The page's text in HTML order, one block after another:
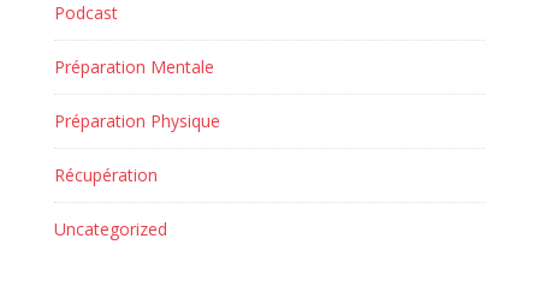
Podcast
Préparation Mentale
Préparation Physique
Récupération
Uncategorized